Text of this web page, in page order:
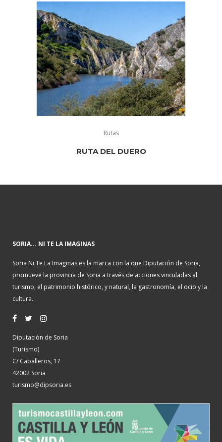
Rutas
RUTA DEL DUERO
SORIA... NI TE LA IMAGINAS
Soria Ni Te La Imaginas es la marca con la que Diputación de Soria,
promueve la provincia de Soria a través de acciones vinculadas al
turismo, el patrimonio histórico, y natural, la gastronomía, el ocio y la
cultura.
Diputación de Soria
(Turismo)
C/ Caballeros, 17
42002 Soria
turismo@dipsoria.es